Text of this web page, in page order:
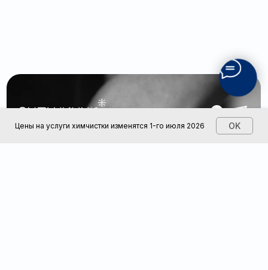
Цены на услуги химчистки изменятся 1-го июля 2026 OK